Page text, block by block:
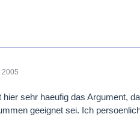
2005
hier sehr haeufig das Argument,
geeignet sei. Ich